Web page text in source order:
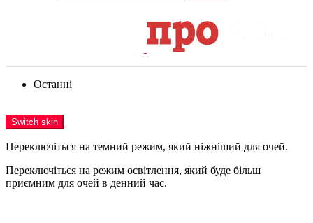
Останні
Switch skin
Переключіться на темний режим, який ніжніший для очей.
Переключіться на режим освітлення, який буде більш
приємним для очей в денний час.